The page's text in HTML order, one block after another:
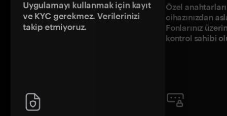
Uygulamayı kullanmak için kayıt
ve KYC gerekmez. Verilerinizi
takip etmiyoruz.
Özel
cihazınızdan
Fonlarınız
kontrol sahibi